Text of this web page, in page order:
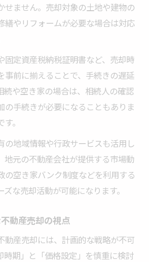
せません。売却対象の土地や建物の
繕やリフォームが必要な場合は対応
固定資産税納税証明書など、売却時
事前に揃えることで、手続きの遅延
続や空き家の場合は、相続人の確認
の手続きが必要になることもありま
。
の地域情報や行政サービスも活用し
地元の不動産会社が提供する市場動
の空き家バンク制度などを利用する
な売却活動が可能になります。
動産売却の視点
動産売却には、計画的な戦略が不可
時期」と「価格設定」を慎重に検討